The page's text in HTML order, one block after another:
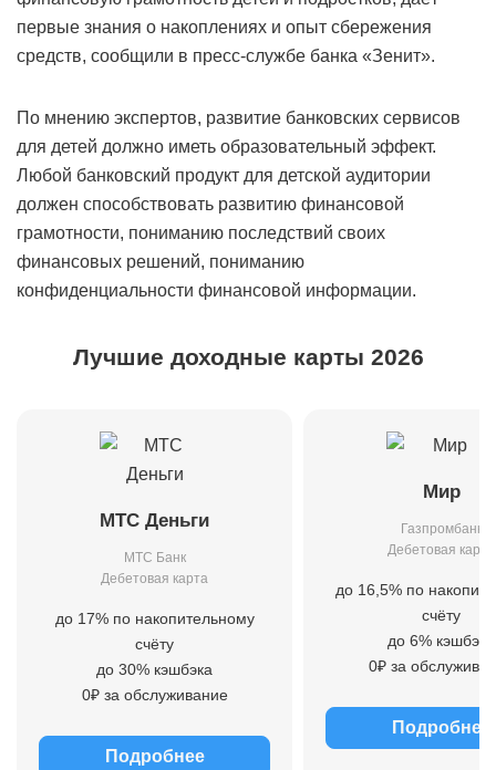
первые знания о накоплениях и опыт сбережения
средств, сообщили в пресс-службе банка «Зенит».
По мнению экспертов, развитие банковских сервисов
для детей должно иметь образовательный эффект.
Любой банковский продукт для детской аудитории
должен способствовать развитию финансовой
грамотности, пониманию последствий своих
финансовых решений, пониманию
конфиденциальности финансовой информации.
Лучшие доходные карты 2026
МТС Деньги
МТС Банк
Дебетовая карта
до 17% по накопительному
счёту
до 30% кэшбэка
0₽ за обслуживание
Подробнее
Мир
Газпромбанк
Дебетовая карта
до 16,5% по
счёту
до 6% кэшбэка
0₽ за
Подробнее